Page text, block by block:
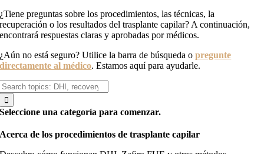
¿Tiene preguntas sobre los procedimientos, las técnicas, la
recuperación o los resultados del trasplante capilar? A continuación,
encontrará respuestas claras y aprobadas por médicos.
¿Aún no está seguro? Utilice la barra de búsqueda opregunte
directamente al médico. Estamos aquí para ayudarle.
Seleccione una categoría para comenzar.
Acerca de los procedimientos de trasplante capilar